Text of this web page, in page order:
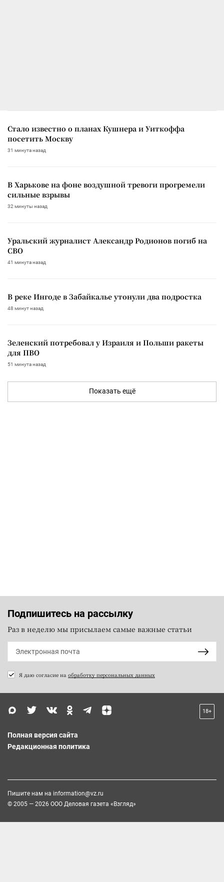
Стало известно о планах Кушнера и Уиткоффа
посетить Москву
31 минута назад
В Харькове на фоне воздушной тревоги прогремели
сильные взрывы
32 минуты назад
Уральский журналист Александр Родионов погиб на
СВО
41 минута назад
В реке Ингоде в Забайкалье утонули два подростка
48 минут назад
Зеленский потребовал у Израиля и Польши ракеты
для ПВО
51 минута назад
Показать ещё
Подпишитесь на рассылку
Раз в неделю мы присылаем самые важные статьи
Я даю согласие на обработку персональных данных
18+
Полная версия сайта
Редакционная политика
Пишите нам на information@vz.ru
© 2005 — 2026 ООО Деловая газета «Взгляд»